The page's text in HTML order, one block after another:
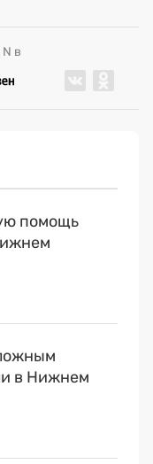
в
помощь
в Нижнем